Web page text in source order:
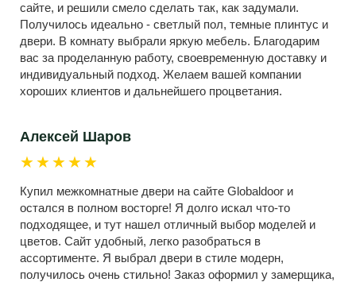
сайте, и решили смело сделать так, как задумали.
Получилось идеально - светлый пол, темные плинтус и
двери. В комнату выбрали яркую мебель. Благодарим
вас за проделанную работу, своевременную доставку и
индивидуальный подход. Желаем вашей компании
хороших клиентов и дальнейшего процветания.
Алексей Шаров
★★★★★
Купил межкомнатные двери на сайте Globaldoor и
остался в полном восторге! Я долго искал что-то
подходящее, и тут нашел отличный выбор моделей и
цветов. Сайт удобный, легко разобраться в
ассортименте. Я выбрал двери в стиле модерн,
получилось очень стильно! Заказ оформил у замерщика,